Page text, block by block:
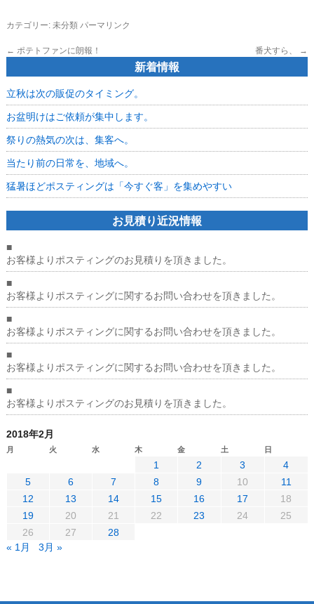
カテゴリー: 未分類 パーマリンク
← ポテトファンに朗報！ 番犬すら、 →
新着情報
立秋は次の販促のタイミング。
お盆明けはご依頼が集中します。
祭りの熱気の次は、集客へ。
当たり前の日常を、地域へ。
猛暑ほどポスティングは「今すぐ客」を集めやすい
お見積り近況情報
■
お客様よりポスティングのお見積りを頂きました。
■
お客様よりポスティングに関するお問い合わせを頂きました。
■
お客様よりポスティングに関するお問い合わせを頂きました。
■
お客様よりポスティングに関するお問い合わせを頂きました。
■
お客様よりポスティングのお見積りを頂きました。
2018年2月
月 火 水 木 金 土 日
1 2 3
4
5
6 7 8 9 10
11
12
13 14 15 16 17
18
19
20 21 22 23 24
25
26
27
28
« 1月
3月 »